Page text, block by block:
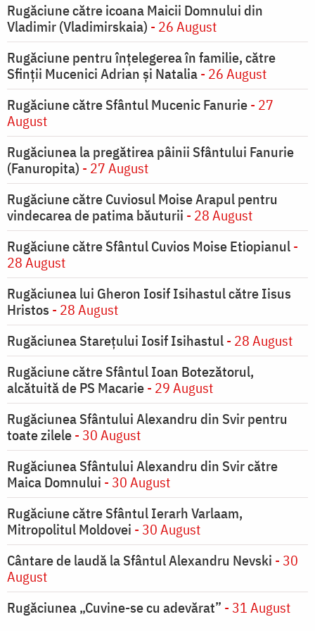
Rugăciune către icoana Maicii Domnului din
Vladimir (Vladimirskaia) - 26 August
Rugăciune pentru înţelegerea în familie, către
Sfinţii Mucenici Adrian şi Natalia- 26 August
Rugăciune către Sfântul Mucenic Fanurie- 27
August
Rugăciunea la pregătirea pâinii Sfântului Fanurie
(Fanuropita) - 27 August
Rugăciune către Cuviosul Moise Arapul pentru
vindecarea de patima băuturii - 28 August
Rugăciune către Sfântul Cuvios Moise Etiopianul-
28 August
Rugăciunea lui Gheron Iosif Isihastul către Iisus
Hristos - 28 August
Rugăciunea Starețului Iosif Isihastul- 28 August
Rugăciune către Sfântul Ioan Botezătorul,
alcătuită de PS Macarie- 29 August
Rugăciunea Sfântului Alexandru din Svir pentru
toate zilele- 30 August
Rugăciunea Sfântului Alexandru din Svir către
Maica Domnului - 30 August
Rugăciune către Sfântul Ierarh Varlaam,
Mitropolitul Moldovei - 30 August
Cântare de laudă la Sfântul Alexandru Nevski - 30
August
Rugăciunea „Cuvine-se cu adevărat” - 31 August